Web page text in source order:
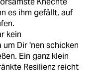
es ihm gefällt, auf
kein
Dir 'nen schicken
Ein ganz klein
Resilienz reicht